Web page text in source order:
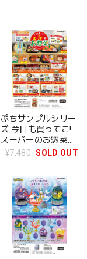
ぷちサンプルシリー
ズ 今日も買ってこ!
スーパーのお惣菜
BOX
¥7,480 SOLD OUT